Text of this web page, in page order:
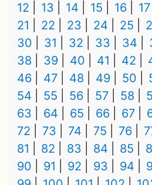
12
13 14 15 16 17
21
22 23 24 25
30
31 32 33 34
38
39 40 41 42
46
47 48 49 50
54
55 56 57 58
63
64 65 66 67
72
73 74 75 76
81
82 83 84 85
90
91 92 93 94